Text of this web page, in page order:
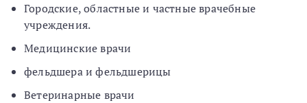
Городские, областные и частные врачебные
учреждения.
Медицинские врачи
фельдшера и фельдшерицы
Ветеринарные врачи